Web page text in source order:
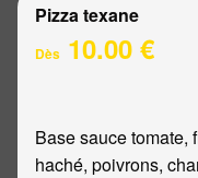
Pizza texane
Dès 10.00 €
Base sauce tomate,
haché, poivrons,